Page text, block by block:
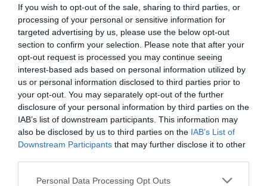
If you wish to opt-out of the sale, sharing to third parties, or
processing of your personal or sensitive information for
targeted advertising by us, please use the below opt-out
section to confirm your selection. Please note that after your
opt-out request is processed you may continue seeing
interest-based ads based on personal information utilized by
us or personal information disclosed to third parties prior to
your opt-out. You may separately opt-out of the further
disclosure of your personal information by third parties on the
IAB’s list of downstream participants. This information may
also be disclosed by us to third parties on the IAB’s List of
Downstream Participants that may further disclose it to other
Personal Data Processing Opt Outs
Μέσα από αυτή την προσθήκη στον πολιτιστικό χάρτη της
χώρας διαρκώς περισσότεροι άνθρωποι έχουν τη
δυνατότητα να βιώσουν την συγκίνηση που προκαλούν τα
έργα του Κωνσταντίνου Βολανάκη. Συγκίνηση που έχει
σταθερό βαρομετρικό από τα πρώτα έργα του Μονάχου έως
τα τελευταία έργα του Πειραιά. Γιατί μπορεί να υπάρχουν
διαφοροποιήσεις στα θέματα, την παλέτα έως και την
υπογραφή του Κωνσταντίνου Βολανάκη αλλά η δωρική
ομορφιά της ζωγραφικής του δίχως «αιχμές πάθους και
ακραία ένταση» όπως παρατηρεί ο Μανόλης Βλάχος,
διακατέχει τα έργα του από άκρη σε άκρη. Ο Βολανάκης
επαναλαμβάνει αλλά και μεταπλάθει διαρκώς τα αγαπημένα
του θέματα. Τα ιστορικά αφηγήματα, τα ωραία λιμάνια, οι